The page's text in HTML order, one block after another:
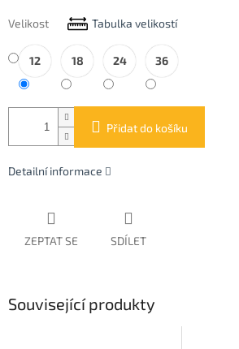
cena:
Velikost Tabulka velikostí
12 18 24 36
Přidat do košíku
Detailní informace
ZEPTAT SE SDÍLET
Související produkty